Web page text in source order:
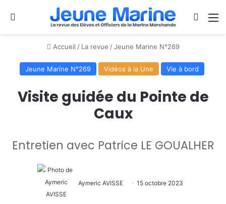
Se connecter
Accueil / La revue / Jeune Marine N°269
Jeune Marine N°269 Vidéos à la Une Vie à bord
Visite guidée du Pointe de
Caux
Entretien avec Patrice LE GOUALHER
Aymeric AVISSE 15 octobre 2023